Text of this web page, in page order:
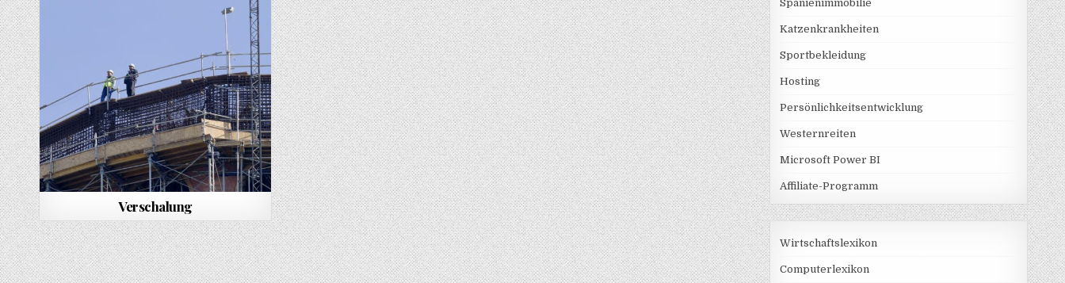
Verschalung
Spanienimmobilie
Katzenkrankheiten
Sportbekleidung
Hosting
Persönlichkeitsentwicklung
Westernreiten
Microsoft Power BI
Affiliate-Programm
Wirtschaftslexikon
Computerlexikon